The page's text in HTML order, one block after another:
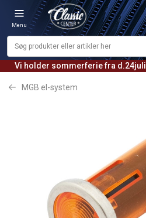
Vi holder sommerferie fra
Menu
MGB el-system